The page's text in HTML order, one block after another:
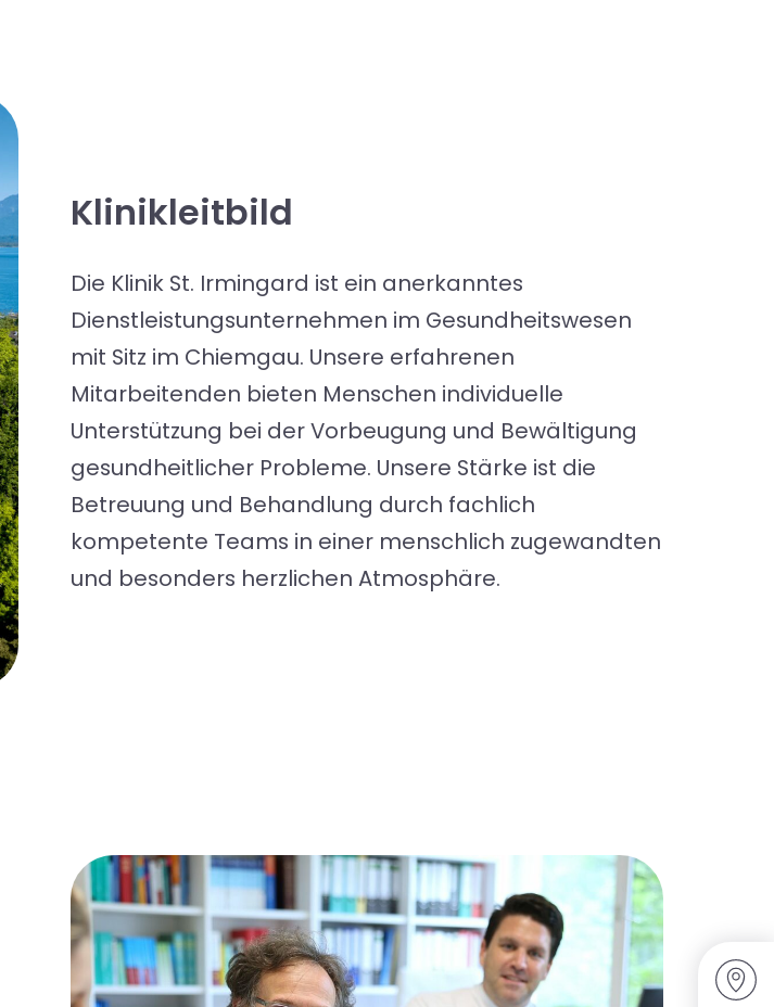
Klinikleitbild
Die Klinik St. Irmingard ist ein anerkanntes
Dienstleistungsunternehmen im Gesundheitswesen
mit Sitz im Chiemgau. Unsere erfahrenen
Mitarbeitenden bieten Menschen individuelle
Unterstützung bei der Vorbeugung und Bewältigung
gesundheitlicher Probleme. Unsere Stärke ist die
Betreuung und Behandlung durch fachlich
kompetente Teams in einer menschlich zugewandten
und besonders herzlichen Atmosphäre.